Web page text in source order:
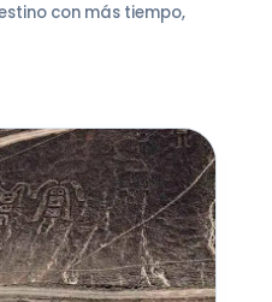
con más tiempo,